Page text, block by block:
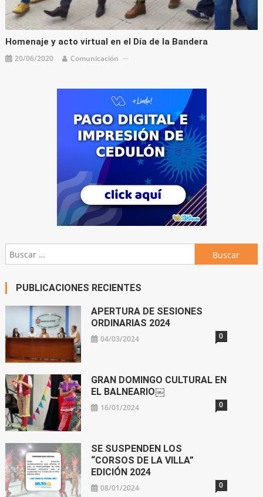
Homenaje y acto virtual en el Día de la Bandera
20/06/2020 Comunicación
Buscar:
PUBLICACIONES RECIENTES
APERTURA DE SESIONES
ORDINARIAS 2024
04/03/2024 0
GRAN DOMINGO CULTURAL EN
EL BALNEARIO￼
16/01/2024 0
SE SUSPENDEN LOS
“CORSOS DE LA VILLA”
EDICIÓN 2024
08/01/2024 0